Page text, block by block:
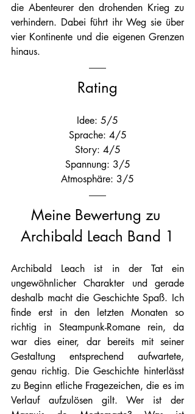
die Abenteurer den drohenden Krieg zu
verhindern. Dabei führt ihr Weg sie über
vier Kontinente und die eigenen Grenzen
hinaus.
Rating
Idee: 5/5
Sprache: 4/5
Story: 4/5
Spannung: 3/5
Atmosphäre: 3/5
Meine Bewertung zu
Archibald Leach Band 1
Archibald Leach ist in der Tat ein
ungewöhnlicher Charakter und gerade
deshalb macht die Geschichte Spaß. Ich
finde erst in den letzten Monaten so
richtig in Steampunk-Romane rein, da
war dies einer, dar bereits mit seiner
Gestaltung entsprechend aufwartete,
genau richtig. Die Geschichte hinterlässt
zu Beginn etliche Fragezeichen, die es im
Verlauf aufzulösen gilt. Wer ist der